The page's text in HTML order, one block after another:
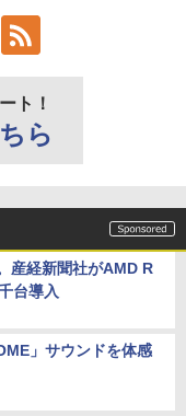
ト！
ら
産経新聞社がAMD R
台導入
」サウンドを体感